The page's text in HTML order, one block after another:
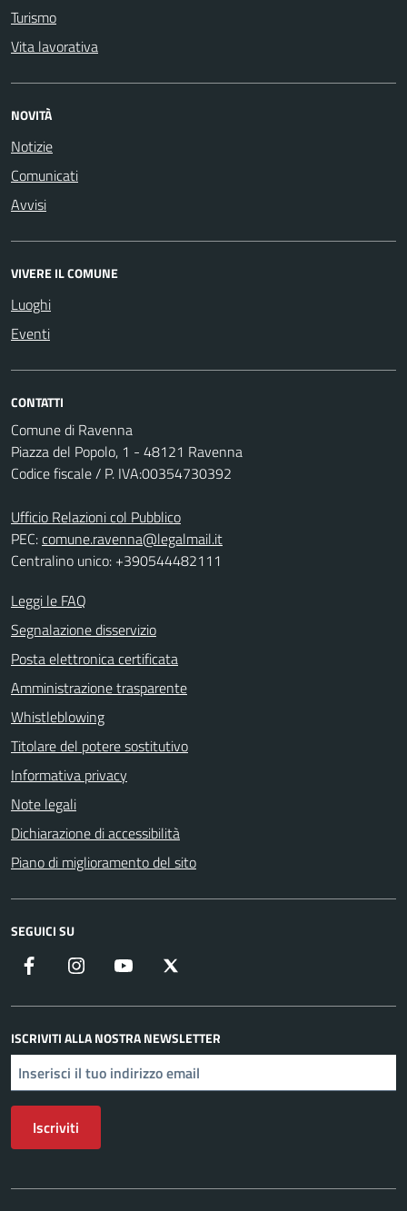
Turismo
Vita lavorativa
NOVITÀ
Notizie
Comunicati
Avvisi
VIVERE IL COMUNE
Luoghi
Eventi
CONTATTI
Comune di Ravenna
Piazza del Popolo, 1 - 48121 Ravenna
Codice fiscale / P. IVA:00354730392
Ufficio Relazioni col Pubblico
PEC:comune.ravenna@legalmail.it
Centralino unico: +390544482111
Leggi le FAQ
Segnalazione disservizio
Posta elettronica certificata
Amministrazione trasparente
Whistleblowing
Titolare del potere sostitutivo
Informativa privacy
Note legali
Dichiarazione di accessibilità
Piano di miglioramento del sito
SEGUICI SU
Facebook Instagram YouTube
ISCRIVITI ALLA NOSTRA NEWSLETTER